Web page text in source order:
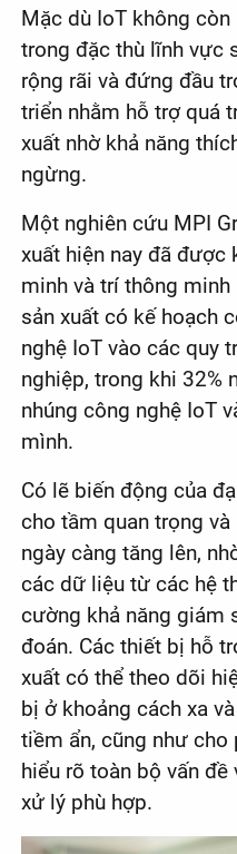
Mặc dù IoT không
trong đặc thù lĩnh vực
rộng rãi và đứng đầu
triển nhằm hỗ trợ quá
xuất nhờ khả năng
ngừng.
Một nghiên cứu MPI
xuất hiện nay đã
minh và trí thông minh
sản xuất có kế hoạch
nghệ IoT vào các quy
nghiệp, trong khi 32%
nhúng công nghệ IoT
mình.
Có lẽ biến động của
cho tầm quan trọng
ngày càng tăng lên,
các dữ liệu từ các hệ
cường khả năng giám
đoán. Các thiết bị hỗ
xuất có thể theo dõi
bị ở khoảng cách xa
tiềm ẩn, cũng như cho
hiểu rõ toàn bộ vấn
xử lý phù hợp.